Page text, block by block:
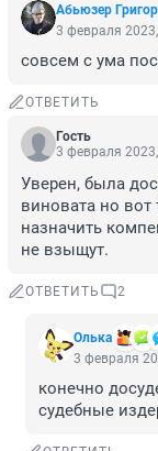
Абьюзер
3 февраля
совсем с ума
ОТВЕТИТЬ
Гость
3 февраля 2023,
Уверен, была
виновата но вот
назначить
не взыщут.
ОТВЕТИТЬ 2
Олька
3 февраля
конечно
судебные